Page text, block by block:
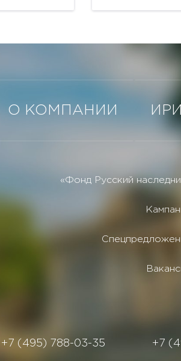
О КОМПАНИИ
«Фонд Русский
+7 (495) 788-03-35 +7